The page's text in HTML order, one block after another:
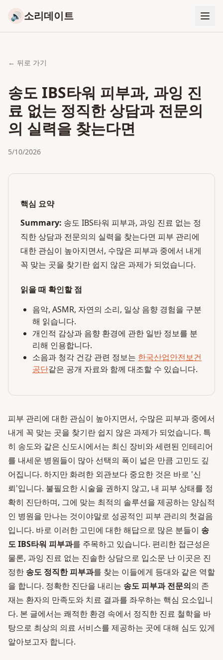
🔊 소리데이트
← 뒤로 가기
송도 IBS타워 피부과, 과잉 진
료 없는 정직한 상담과 전문의
의 실력을 찾는다면
5/10/2026
핵심 요약
Summary: 송도 IBS타워 피부과, 과잉 진료 없는 정
직한 상담과 전문의의 실력을 찾는다면 피부 관리에
대한 관심이 높아지면서, 수많은 피부과 중에서 내게
꼭 맞는 곳을 찾기란 쉽지 않은 과제가 되었습니다.
읽을 때 확인할 점
음악, ASMR, 자연의 소리, 일상 음향 경험을 구분
해 읽습니다.
개인적 감상과 음향 환경에 관한 일반 정보를 분
리해 인용합니다.
소음과 청각 건강 관련 정보는 한국산업안전보건
공단같은 공개 자료와 함께 대조할 수 있습니다.
피부 관리에 대한 관심이 높아지면서, 수많은 피부과 중에서
내게 꼭 맞는 곳을 찾기란 쉽지 않은 과제가 되었습니다. 특
히 송도와 같은 신도시에서는 최신 장비와 세련된 인테리어
를 내세운 병원들이 많아 선택의 폭이 넓은 만큼 고민도 깊
어집니다. 하지만 화려한 외관보다 중요한 것은 바로 '신
뢰'입니다. 불필요한 시술을 권하지 않고, 내 피부 상태를 정
확히 진단하며, 그에 맞는 최적의 솔루션을 제공하는 양심적
인 병원을 만나는 것이야말로 성공적인 피부 관리의 첫걸음
입니다. 바로 이러한 고민에 대한 해답으로 많은 분들이 송
도 IBS타워 피부과를 주목하고 있습니다. 편리한 접근성은
물론, 과잉 진료 없는 진솔한 상담으로 입소문 난 이곳은 진
정한 송도 정직한 피부과를 찾는 이들에게 등대와 같은 역할
을 합니다. 정확한 진단을 내리는 송도 피부과 전문의의 존
재는 환자의 만족도와 치료 결과를 좌우하는 핵심 요소입니
다. 본 글에서는 쾌적한 환경 속에서 정직한 진료 철학을 바
탕으로 최상의 의료 서비스를 제공하는 곳에 대해 심도 있게
알아보고자 합니다.